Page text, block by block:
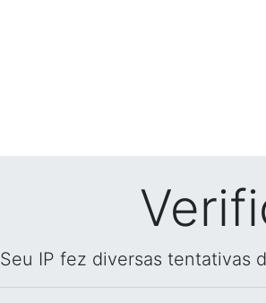
Seu IP fez diversas tentativas